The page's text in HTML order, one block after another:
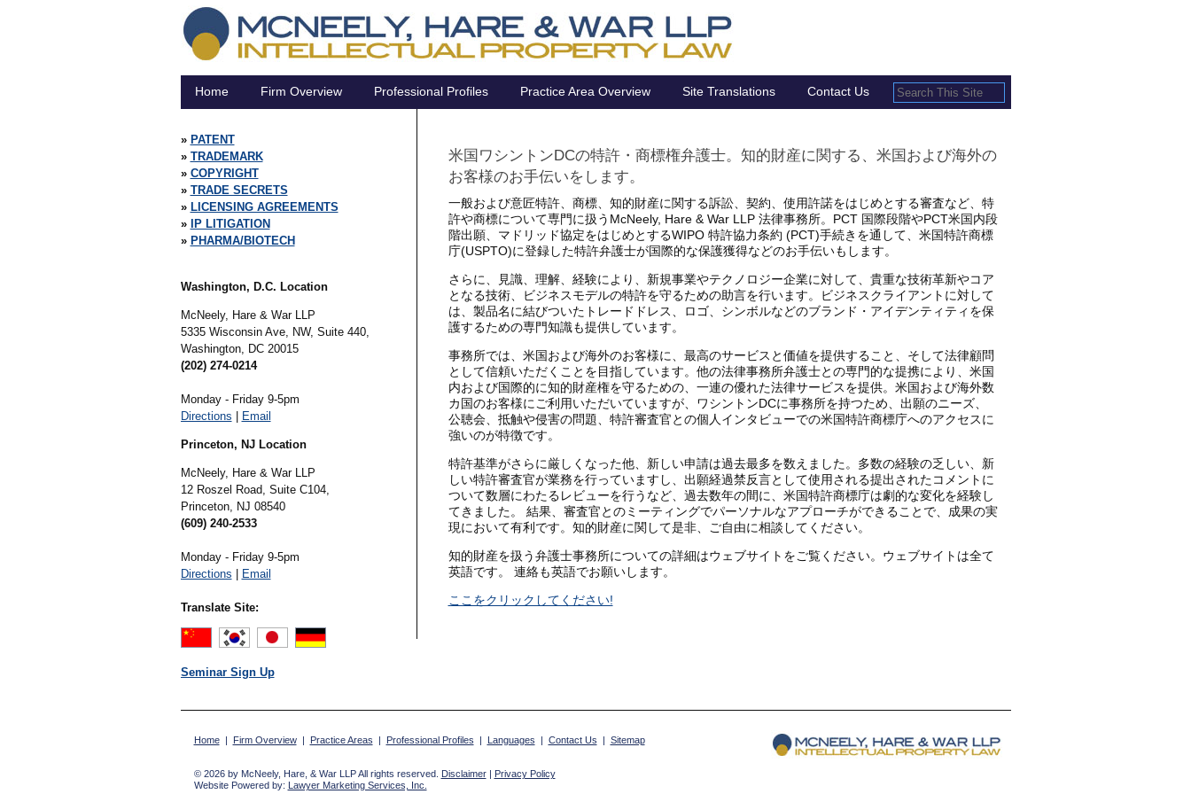
Home Firm Overview Professional Profiles Practice Area Overview Site Translations Contact Us
PATENT
TRADEMARK
COPYRIGHT
TRADE SECRETS
LICENSING AGREEMENTS
IP LITIGATION
PHARMA/BIOTECH
Washington, D.C. Location
McNeely, Hare & War LLP
5335 Wisconsin Ave, NW, Suite 440,
Washington, DC 20015
(202) 274-0214
Monday - Friday 9-5pm
Directions
Email
Princeton, NJ Location
McNeely, Hare & War LLP
12 Roszel Road, Suite C104,
Princeton, NJ 08540
(609) 240-2533
Monday - Friday 9-5pm
Directions
Email
Translate Site:
Seminar Sign Up
米国ワシントンDCの特許・商標権弁護士。知的財産に関する、米国および海外の
お客様のお手伝いをします。
一般および意匠特許、商標、知的財産に関する訴訟、契約、使用許諾をはじめとする審査など、特
許や商標について専門に扱うMcNeely, Hare & War LLP 法律事務所。PCT 国際段階やPCT米国内段
階出願、マドリッド協定をはじめとするWIPO 特許協力条約 (PCT)手続きを通して、米国特許商標
庁(USPTO)に登録した特許弁護士が国際的な保護獲得などのお手伝いもします。
さらに、見識、理解、経験により、新規事業やテクノロジー企業に対して、貴重な技術革新やコア
となる技術、ビジネスモデルの特許を守るための助言を行います。ビジネスクライアントに対して
は、製品名に結びついたトレードドレス、ロゴ、シンボルなどのブランド・アイデンティティを保
護するための専門知識も提供しています。
事務所では、米国および海外のお客様に、最高のサービスと価値を提供すること、そして法律顧問
として信頼いただくことを目指しています。他の法律事務所弁護士との専門的な提携により、米国
内および国際的に知的財産権を守るための、一連の優れた法律サービスを提供。米国および海外数
カ国のお客様にご利用いただいていますが、ワシントンDCに事務所を持つため、出願のニーズ、
公聴会、抵触や侵害の問題、特許審査官との個人インタビューでの米国特許商標庁へのアクセスに
強いのが特徴です。
特許基準がさらに厳しくなった他、新しい申請は過去最多を数えました。多数の経験の乏しい、新
しい特許審査官が業務を行っていますし、出願経過禁反言として使用される提出されたコメントに
ついて数層にわたるレビューを行うなど、過去数年の間に、米国特許商標庁は劇的な変化を経験し
てきました。 結果、審査官とのミーティングでパーソナルなアプローチができることで、成果の実
現において有利です。知的財産に関して是非、ご自由に相談してください。
知的財産を扱う弁護士事務所についての詳細はウェブサイトをご覧ください。ウェブサイトは全て
英語です。 連絡も英語でお願いします。
ここをクリックしてください!
Home| Firm Overview| Practice Areas | Professional Profiles | Languages | Contact Us | Sitemap
© 2026 by McNeely, Hare, & War LLP All rights reserved. Disclaimer| Privacy Policy
Website Powered by: Lawyer Marketing Services, Inc.